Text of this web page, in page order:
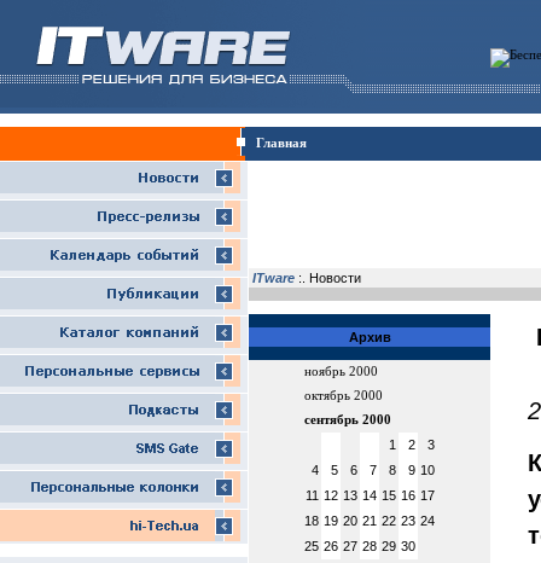
Главная
ITware :. Новости
Архив
ноябрь 2000
октябрь 2000
сентябрь 2000
1 2
3
4
5 6 7 8 9 10
11 12 13 14 15 16 17
18 19 20 21 22 23 24
25 26 27 28 29 30